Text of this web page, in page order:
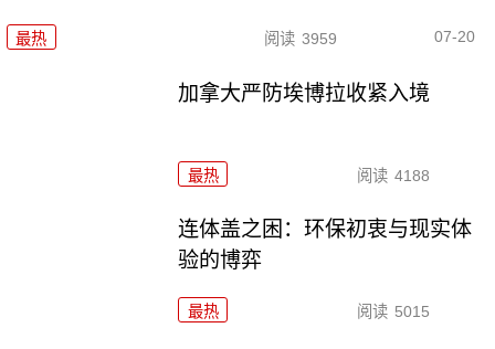
最热 阅读 3959 07-20
加拿大严防埃博拉收紧入境
最热 阅读 4188
连体盖之困：环保初衷与现实体
验的博弈
最热 阅读 5015